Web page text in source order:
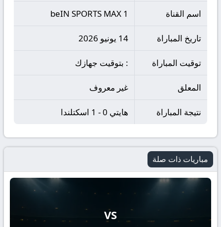
اسم القناة beIN SPORTS MAX 1
تاريخ المباراة 14 يونيو 2026
توقيت المباراة : بتوقيت جهازك
المعلق غير معروف
نتيجة المباراة هايتي 0 - 1 اسكتلندا
مباريات ذات صلة
VS